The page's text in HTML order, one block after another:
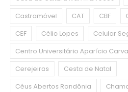
Castramóvel
CAT CBF
CEF
Célio Lopes Celular
Centro Universitário Aparício
Cerejeiras
Cesta de Natal
Céus Abertos Rondônia